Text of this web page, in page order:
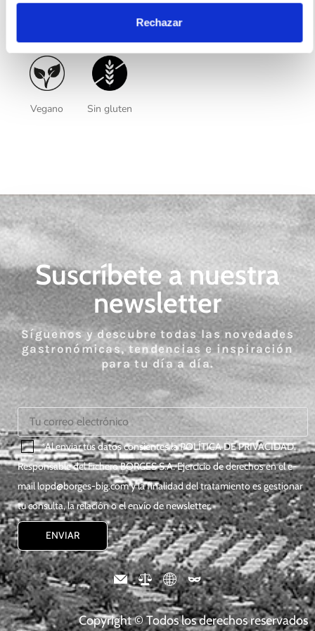
Rechazar
Vegano Sin gluten
Suscríbete a nuestra
newsletter
Síguenos y descubre todas las novedades
gastronómicas, tendencias e inspiración
para tu día a día.
*Al enviar tus datos consientes laPOLÍTICA DE PRIVACIDAD.
Responsable del Fichero BORGES S.A. Ejercicio de derechos en el e-
maillopd@borges-big.comy la finalidad del tratamiento es gestionar
tu consulta, la relación o el envío de newsletter.
Copyright © Todos los derechos reservados